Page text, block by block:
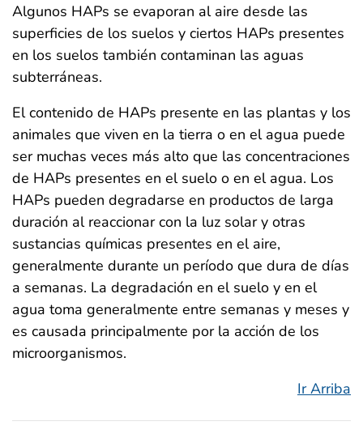
Algunos HAPs se evaporan al aire desde las
superficies de los suelos y ciertos HAPs presentes
en los suelos también contaminan las aguas
subterráneas.
El contenido de HAPs presente en las plantas y los
animales que viven en la tierra o en el agua puede
ser muchas veces más alto que las concentraciones
de HAPs presentes en el suelo o en el agua. Los
HAPs pueden degradarse en productos de larga
duración al reaccionar con la luz solar y otras
sustancias químicas presentes en el aire,
generalmente durante un período que dura de días
a semanas. La degradación en el suelo y en el
agua toma generalmente entre semanas y meses y
es causada principalmente por la acción de los
microorganismos.
Ir Arriba